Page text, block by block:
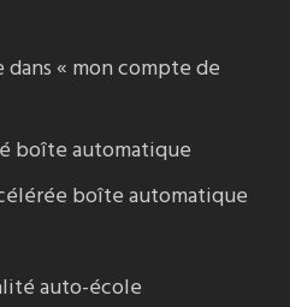
dans « mon compte de
boîte automatique
boîte automatique
auto-école